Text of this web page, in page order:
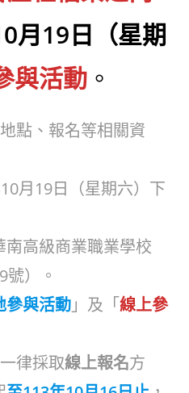
月19日（星期
與活動 。
點、報名等相關資
月19日（星期六）下
南高級商業職業學校
號）。
參與活動」及「線上參
律採取線上報名方